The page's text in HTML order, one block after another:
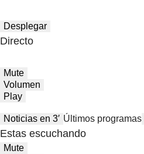
Desplegar
Directo
Mute
Volumen
Play
Noticias en 3′ Últimos programas
Estas escuchando
Mute